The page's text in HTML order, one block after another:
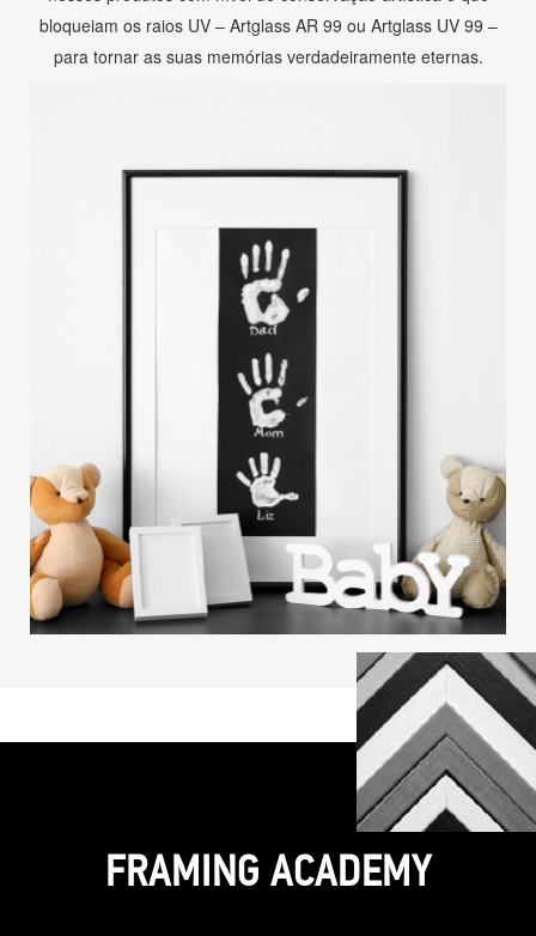
bloqueiam os raios UV – Artglass AR 99 ou Artglass UV 99 –
para tornar as suas memórias verdadeiramente eternas.
FRAMING ACADEMY